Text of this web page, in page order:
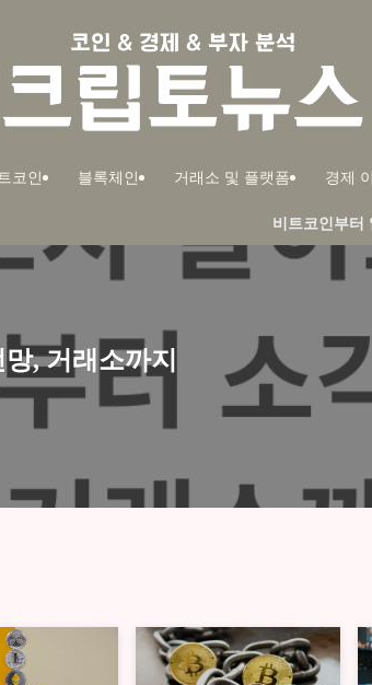
코인 블록체인 거래소 및 플랫폼 경제
비트코인부터 알트코인까지!
, 거래소까지